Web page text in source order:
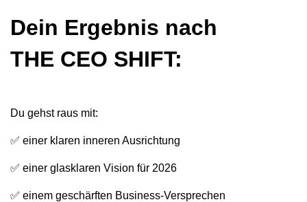
Dein Ergebnis nach
THE CEO SHIFT:
Du gehst raus mit:
✅ einer klaren inneren Ausrichtung
✅ einer glasklaren Vision für 2026
✅ einem geschärften Business-Versprechen